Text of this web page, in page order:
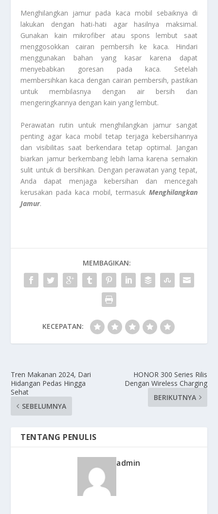
Menghilangkan jamur pada kaca mobil sebaiknya di
lakukan dengan hati-hati agar hasilnya maksimal.
Gunakan kain mikrofiber atau spons lembut saat
menggosokkan cairan pembersih ke kaca. Hindari
menggunakan bahan yang kasar karena dapat
menyebabkan goresan pada kaca. Setelah
membersihkan kaca dengan cairan pembersih, pastikan
untuk membilasnya dengan air bersih dan
mengeringkannya dengan kain yang lembut.
Perawatan rutin untuk menghilangkan jamur sangat
penting agar kaca mobil tetap terjaga kebersihannya
dan visibilitas saat berkendara tetap optimal. Jangan
biarkan jamur berkembang lebih lama karena semakin
sulit untuk di bersihkan. Dengan perawatan yang tepat,
Anda dapat menjaga kebersihan dan mencegah
kerusakan pada kaca mobil, termasuk Menghilangkan
Jamur.
MEMBAGIKAN:
KECEPATAN:
Tren Makanan 2024, Dari
Hidangan Pedas Hingga
Sehat
SEBELUMNYA
HONOR 300 Series Rilis
Dengan Wireless Charging
BERIKUTNYA
TENTANG PENULIS
admin